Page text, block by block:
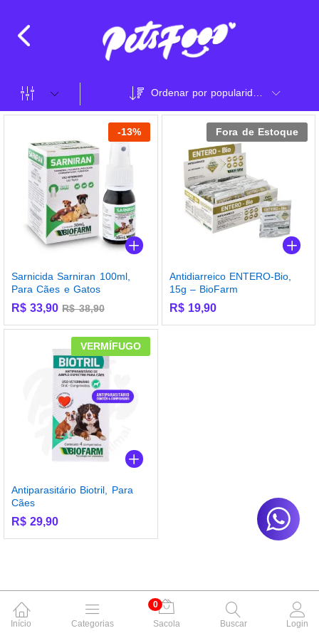
-13%
Sarnicida Sarniran 100ml,
Para Cães e Gatos
R$ 33,90 R$38,90
Fora de Estoque
Antidiarreico ENTERO-Bio,
15g – BioFarm
R$19,90
VERMÍFUGO
Antiparasitário Biotril, Para
Cães
R$ 29,90
Início Categorias
0
Sacola
Buscar Login